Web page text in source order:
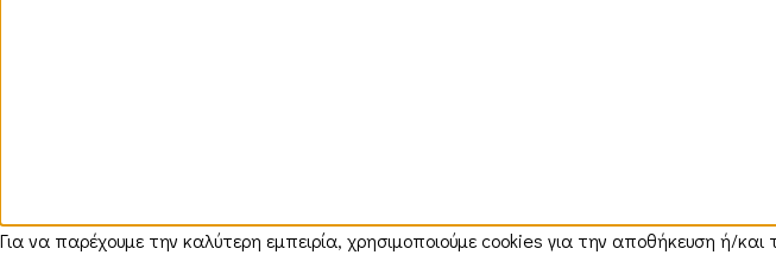
Για να παρέχουμε την καλύτερη εμπειρία, χρησιμοποιούμε cookies για την αποθήκευση ή/